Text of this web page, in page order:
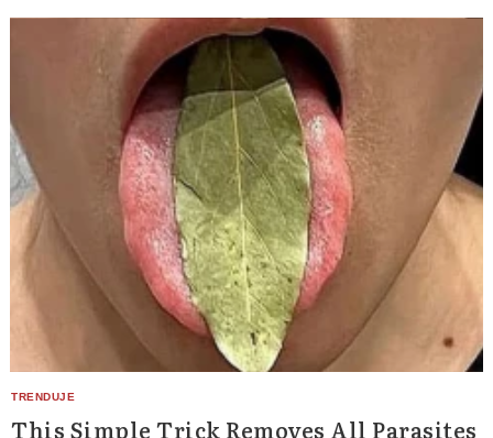
This Simple Trick Removes All Parasites